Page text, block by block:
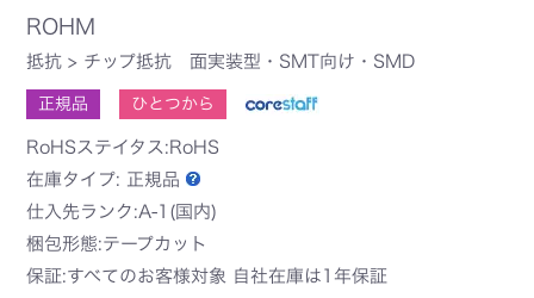
ROHM
抵抗 > チップ抵抗 面実装型・SMT向け・SMD
正規品 ひとつから
RoHSステイタス:RoHS
在庫タイプ: 正規品
仕入先ランク:A-1(国内)
梱包形態:テープカット
保証:すべてのお客様対象 自社在庫は1年保証